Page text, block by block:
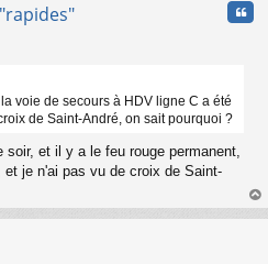
voie de secours à HDV ligne C a été
de Saint-André, on sait pourquoi ?
et il y a le feu rouge permanent,
je n'ai pas vu de croix de Saint-
au